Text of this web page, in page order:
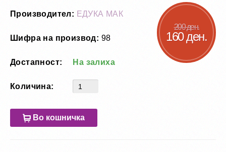
200 ден.
160 ден.
Производител: ЕДУКА МАК
Шифра на производ: 98
Достапност: На залиха
Количина:
Во кошничка